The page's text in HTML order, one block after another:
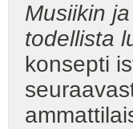
Musiikin
todellista
konsepti